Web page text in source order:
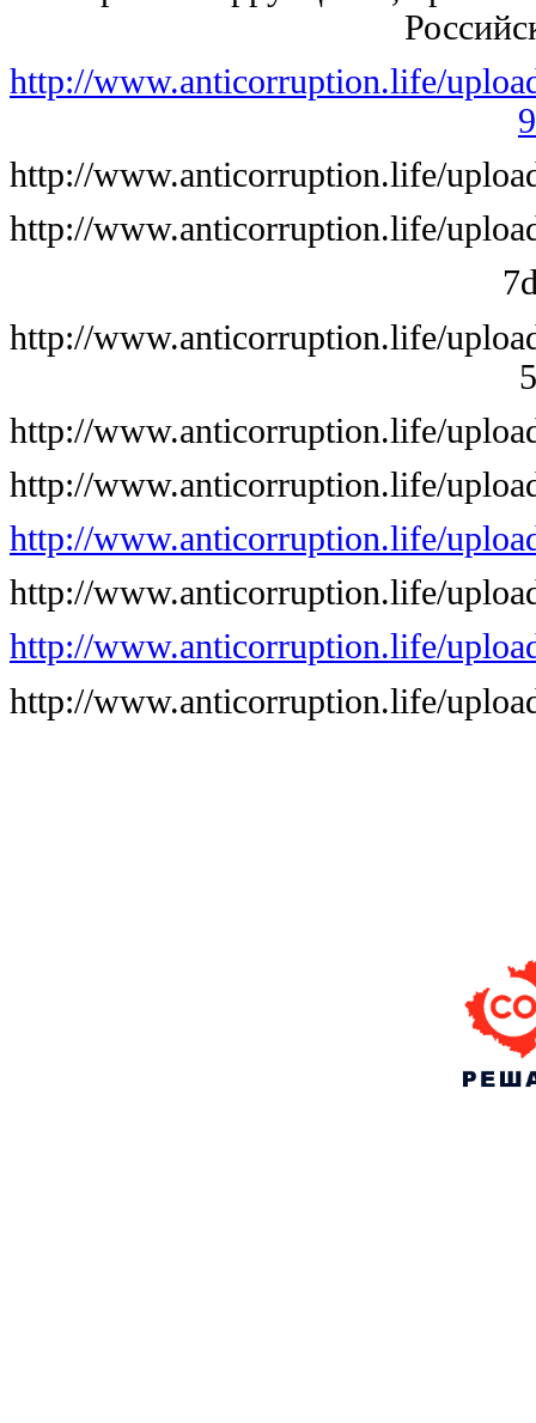
http://www.anticorruption.life/
http://www.anticorruption.life/
http://www.anticorruption.life/
http://www.anticorruption.life/
http://www.anticorruption.life/
http://www.anticorruption.life/
http://www.anticorruption.life/
http://www.anticorruption.life/
http://www.anticorruption.life/
http://www.anticorruption.life/